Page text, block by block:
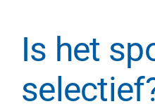
Is het